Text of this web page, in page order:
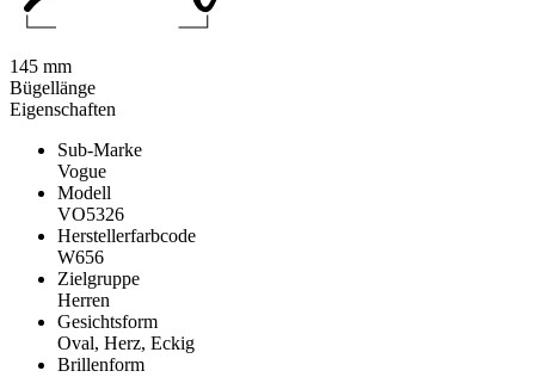
Eigenschaften
Sub-Marke
Vogue
Modell
VO5326
Herstellerfarbcode
W656
Zielgruppe
Herren
Gesichtsform
Oval, Herz, Eckig
Brillenform
145 mm
Bügellänge